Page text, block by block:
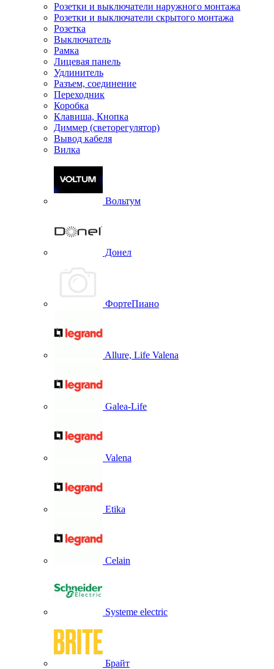
Розетки и выключатели наружного монтажа
Розетки и выключатели скрытого монтажа
Розетка
Выключатель
Рамка
Лицевая панель
Удлинитель
Разъем, соединение
Переходник
Коробка
Клавиша, Кнопка
Диммер (светорегулятор)
Вывод кабеля
Вилка
Вольтум
Донел
ФортеПиано
Allure, Life Valena
Galea-Life
Valena
Etika
Celain
Systeme electric
Брайт